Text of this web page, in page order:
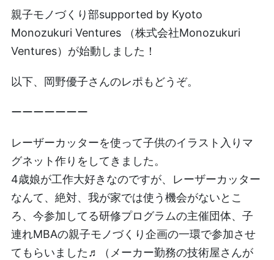
親子モノづくり部supported by Kyoto
Monozukuri Ventures （株式会社Monozukuri
Ventures）が始動しました！
以下、岡野優子さんのレポもどうぞ。
ーーーーーーー
レーザーカッターを使って子供のイラスト入りマ
グネット作りをしてきました。
4歳娘が工作大好きなのですが、レーザーカッター
なんて、絶対、我が家では使う機会がないとこ
ろ、今参加してる研修プログラムの主催団体、子
連れMBAの親子モノづくり企画の一環で参加させ
てもらいました♬（メーカー勤務の技術屋さんが